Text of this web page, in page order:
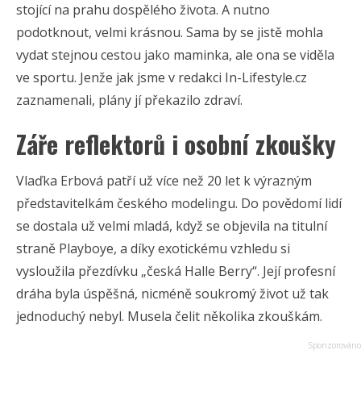
stojící na prahu dospělého života. A nutno
podotknout, velmi krásnou. Sama by se jistě mohla
vydat stejnou cestou jako maminka, ale ona se viděla
ve sportu. Jenže jak jsme v redakci In-Lifestyle.cz
zaznamenali, plány jí překazilo zdraví.
Záře reflektorů i osobní zkoušky
Vlaďka Erbová patří už více než 20 let k výrazným
představitelkám českého modelingu. Do povědomí lidí
se dostala už velmi mladá, když se objevila na titulní
straně Playboye, a díky exotickému vzhledu si
vysloužila přezdívku „česká Halle Berry“. Její profesní
dráha byla úspěšná, nicméně soukromý život už tak
jednoduchý nebyl. Musela čelit několika zkouškám.